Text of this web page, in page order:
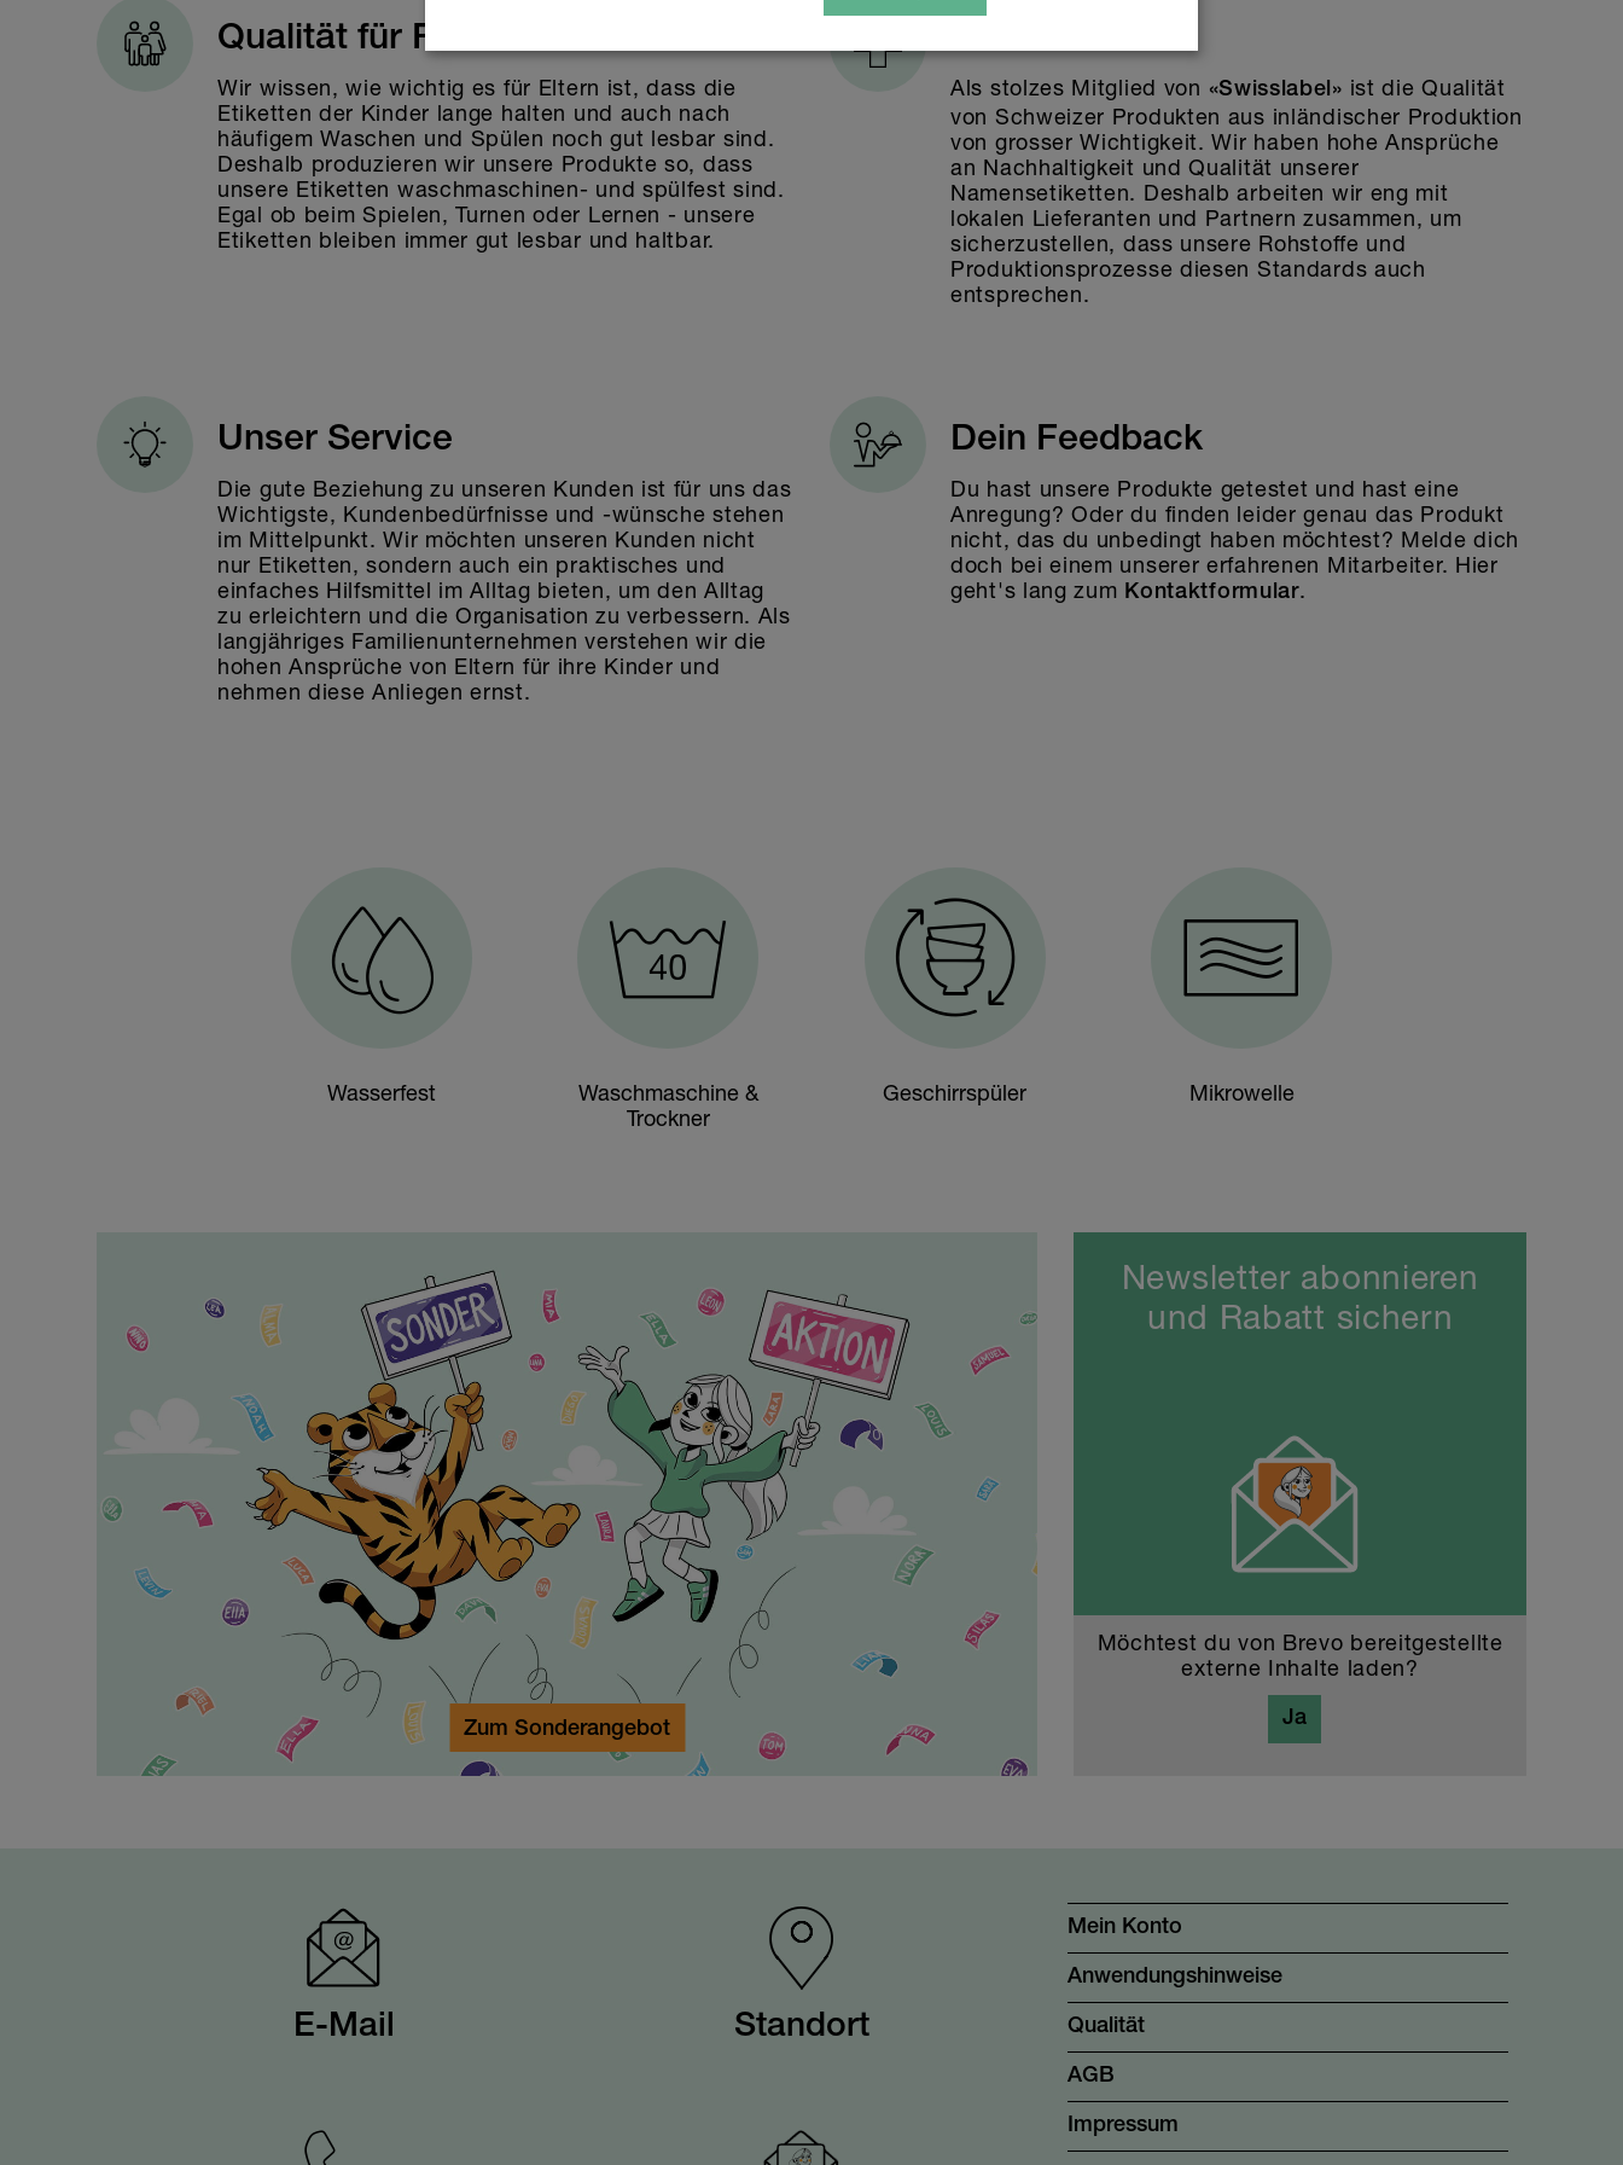
Qualität für Familien
Wir wissen, wie wichtig es für Eltern ist, dass die
Etiketten der Kinder lange halten und auch nach
häufigem Waschen und Spülen noch gut lesbar sind.
Deshalb produzieren wir unsere Produkte so, dass
unsere Etiketten waschmaschinen- und spülfest sind.
Egal ob beim Spielen, Turnen oder Lernen - unsere
Etiketten bleiben immer gut lesbar und haltbar.
Als stolzes Mitglied von «Swisslabel» ist die Qualität
von Schweizer Produkten aus inländischer Produktion
von grosser Wichtigkeit. Wir haben hohe Ansprüche
an Nachhaltigkeit und Qualität unserer
Namensetiketten. Deshalb arbeiten wir eng mit
lokalen Lieferanten und Partnern zusammen, um
sicherzustellen, dass unsere Rohstoffe und
Produktionsprozesse diesen Standards auch
entsprechen.
Unser Service
Die gute Beziehung zu unseren Kunden ist für uns das
Wichtigste, Kundenbedürfnisse und -wünsche stehen
im Mittelpunkt. Wir möchten unseren Kunden nicht
nur Etiketten, sondern auch ein praktisches und
einfaches Hilfsmittel im Alltag bieten, um den Alltag
zu erleichtern und die Organisation zu verbessern. Als
langjähriges Familienunternehmen verstehen wir die
hohen Ansprüche von Eltern für ihre Kinder und
nehmen diese Anliegen ernst.
Dein Feedback
Du hast unsere Produkte getestet und hast eine
Anregung? Oder du finden leider genau das Produkt
nicht, das du unbedingt haben möchtest? Melde dich
doch bei einem unserer erfahrenen Mitarbeiter. Hier
geht's lang zum Kontaktformular.
Wasserfest
Waschmaschine &
Trockner
Geschirrspüler Mikrowelle
Zum Sonderangebot
Newsletter abonnieren
und Rabatt sichern
Möchtest du von Brevo bereitgestellte
externe Inhalte laden?
Ja
E-Mail Standort
Mein Konto
Anwendungshinweise
Qualität
AGB
Impressum